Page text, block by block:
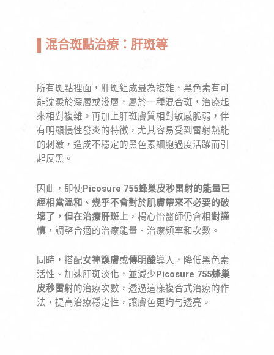
▌混合斑點治療：肝斑等
所有斑點裡面，肝斑組成最為複雜，黑色素有可
能沈澱於深層或淺層，屬於一種混合斑，治療起
來相對複雜。再加上肝斑膚質相對敏感脆弱，伴
有明顯慢性發炎的特徵，尤其容易受到雷射熱能
的刺激，造成不穩定的黑色素細胞過度活躍而引
起反黑。
因此，即使Picosure 755蜂巢皮秒雷射的能量已
經相當溫和、幾乎不會對於肌膚帶來不必要的破
壞了，但在治療肝斑上 ，楊心怡醫師仍會相對謹
慎 ，調整合適的治療能量、治療頻率和次數。
同時，搭配女神煥膚或傳明酸導入，降低黑色素
活性、加速肝斑淡化，並減少 Picosure 755蜂巢
皮秒雷射的治療次數，透過這樣複合式治療的作
法，提高治療穩定性，讓膚色更均勻透亮。